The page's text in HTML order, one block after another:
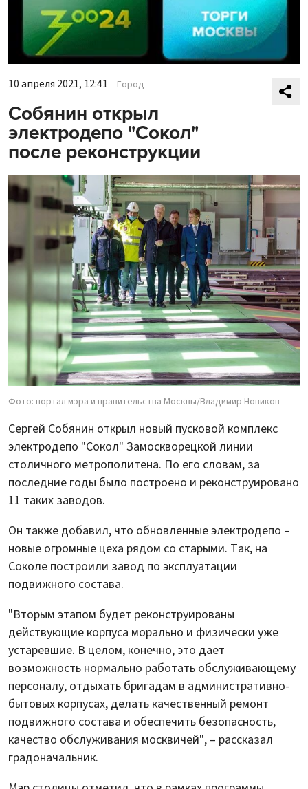
10 апреля 2021, 12:41 Город
Собянин открыл
электродепо "Сокол"
после реконструкции
Фото: портал мэра и правительства Москвы/Владимир Новиков
Сергей Собянин открыл новый пусковой комплекс
электродепо "Сокол" Замоскворецкой линии
столичного метрополитена. По его словам, за
последние годы было построено и реконструировано
11 таких заводов.
Он также добавил, что обновленные электродепо –
новые огромные цеха рядом со старыми. Так, на
Соколе построили завод по эксплуатации
подвижного состава.
"Вторым этапом будет реконструированы
действующие корпуса морально и физически уже
устаревшие. В целом, конечно, это дает
возможность нормально работать обслуживающему
персоналу, отдыхать бригадам в административно-
бытовых корпусах, делать качественный ремонт
подвижного состава и обеспечить безопасность,
качество обслуживания москвичей", – рассказал
градоначальник.